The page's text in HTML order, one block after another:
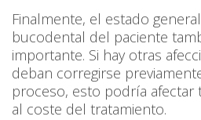
Finalmente, el estado
bucodental del paciente
importante. Si hay otras
deban corregirse
proceso, esto podría
al coste del tratamiento.